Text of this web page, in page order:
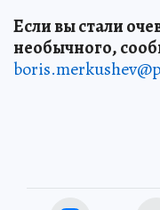
Если вы стали
необычного,